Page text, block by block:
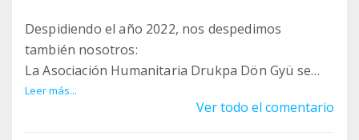
Despidiendo el año 2022, nos despedimos
también nosotros:
La Asociación Humanitaria Drukpa Dön Gyü se
disuelve.
Nuestro momento ha llegado, recordándonos la
Leer más...
Ver todo el comentario